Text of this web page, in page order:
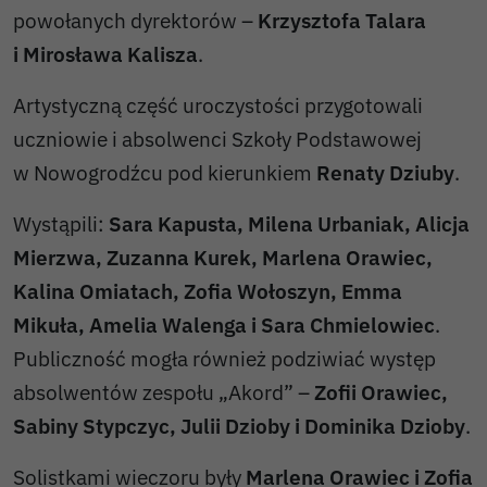
powołanych dyrektorów – Krzysztofa Talara
i Mirosława Kalisza.
Artystyczną część uroczystości przygotowali
uczniowie i absolwenci Szkoły Podstawowej
w Nowogrodźcu pod kierunkiem Renaty Dziuby.
Wystąpili: Sara Kapusta, Milena Urbaniak, Alicja
Mierzwa, Zuzanna Kurek, Marlena Orawiec,
Kalina Omiatach, Zofia Wołoszyn, Emma
Mikuła, Amelia Walenga i Sara Chmielowiec.
Publiczność mogła również podziwiać występ
absolwentów zespołu „Akord” –Zofii Orawiec,
Sabiny Stypczyc, Julii Dzioby i Dominika Dzioby.
Solistkami wieczoru były Marlena Orawiec i Zofia